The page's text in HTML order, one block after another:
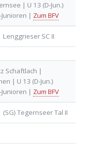
| U 13 (D-Jun.)
| Zum BFV
Lenggrieser SC II
Schaftlach |
| U 13 (D-Jun.)
| Zum BFV
(SG) Tegernseer Tal II